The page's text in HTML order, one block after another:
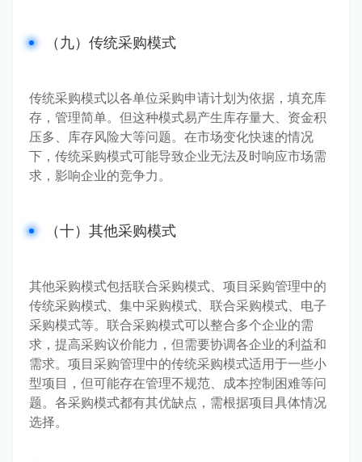
（九）传统采购模式
传统采购模式以各单位采购申请计划为依据，填充库
存，管理简单。但这种模式易产生库存量大、资金积
压多、库存风险大等问题。在市场变化快速的情况
下，传统采购模式可能导致企业无法及时响应市场需
求，影响企业的竞争力。
（十）其他采购模式
其他采购模式包括联合采购模式、项目采购管理中的
传统采购模式、集中采购模式、联合采购模式、电子
采购模式等。联合采购模式可以整合多个企业的需
求，提高采购议价能力，但需要协调各企业的利益和
需求。项目采购管理中的传统采购模式适用于一些小
型项目，但可能存在管理不规范、成本控制困难等问
题。各采购模式都有其优缺点，需根据项目具体情况
选择。